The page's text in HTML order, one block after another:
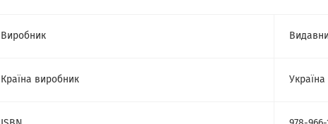
Виробник
Країна виробник Україна